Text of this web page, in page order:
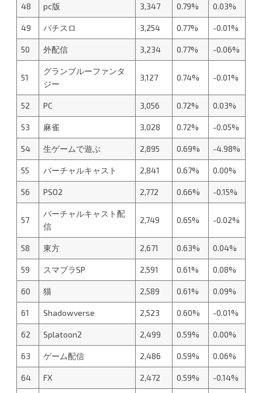
48 pc版 3,347 0.79% 0.03%
49 パチスロ 3,254 0.77% -0.01%
50 外配信 3,234 0.77% -0.06%
51
グランブルーファンタ
ジー
3,127 0.74% -0.01%
52 PC 3,056 0.72% 0.03%
53 麻雀 3,028 0.72% -0.05%
54 生ゲームで遊ぶ 2,895 0.69% -4.98%
55 バーチャルキャスト 2,841 0.67% 0.00%
56 PSO2 2,772 0.66% -0.15%
57
バーチャルキャスト配
信
2,749 0.65% -0.02%
58 東方 2,671 0.63% 0.04%
59 スマブラSP 2,591 0.61% 0.08%
60 猫 2,589 0.61% 0.09%
61 Shadowverse 2,523 0.60% -0.01%
62 Splatoon2 2,499 0.59% 0.00%
63 ゲーム配信 2,486 0.59% 0.06%
64 FX 2,472 0.59% -0.14%